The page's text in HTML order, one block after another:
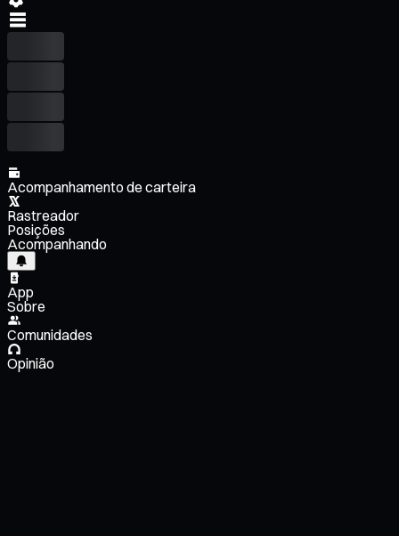
Acompanhamento de carteira
Rastreador
Posições
Acompanhando
App
Sobre
Comunidades
Opinião